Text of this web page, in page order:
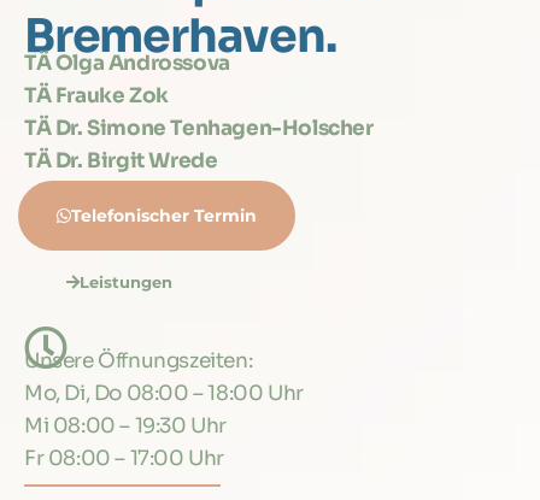
Bremerhaven.
TÄ Olga Androssova
TÄ Frauke Zok
TÄ Dr. Simone Tenhagen-Holscher
TÄ Dr. Birgit Wrede
Telefonischer Termin
Leistungen
Unsere Öffnungszeiten:
Mo, Di, Do 08:00 – 18:00 Uhr
Mi 08:00 – 19:30 Uhr
Fr 08:00 – 17:00 Uhr